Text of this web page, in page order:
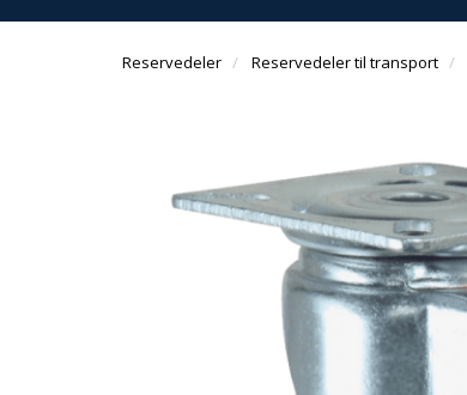
Reservedeler Reservedeler til transport